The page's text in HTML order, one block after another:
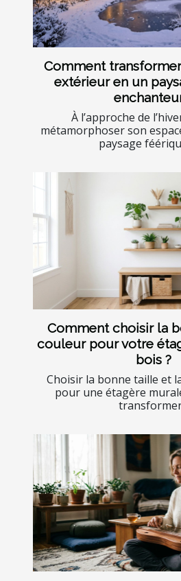
Comment
extérieur en un
À l’approche de
métamorphoser son
paysage
Comment choisir la
couleur pour votre
bois ?
Choisir la bonne taille et
pour une étagère